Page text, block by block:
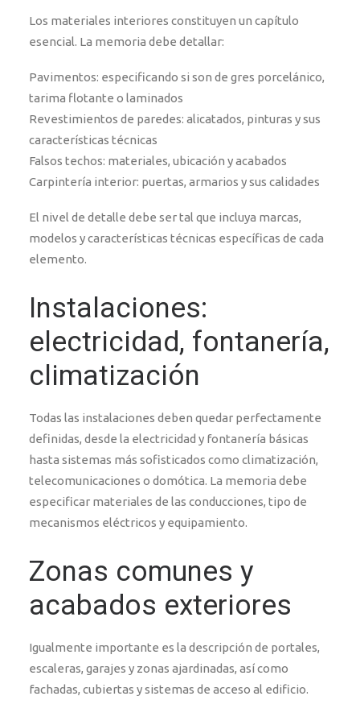
Los materiales interiores constituyen un capítulo
esencial. La memoria debe detallar:
Pavimentos: especificando si son de gres porcelánico,
tarima flotante o laminados
Revestimientos de paredes: alicatados, pinturas y sus
características técnicas
Falsos techos: materiales, ubicación y acabados
Carpintería interior: puertas, armarios y sus calidades
El nivel de detalle debe ser tal que incluya marcas,
modelos y características técnicas específicas de cada
elemento.
Instalaciones:
electricidad, fontanería,
climatización
Todas las instalaciones deben quedar perfectamente
definidas, desde la electricidad y fontanería básicas
hasta sistemas más sofisticados como climatización,
telecomunicaciones o domótica. La memoria debe
especificar materiales de las conducciones, tipo de
mecanismos eléctricos y equipamiento.
Zonas comunes y
acabados exteriores
Igualmente importante es la descripción de portales,
escaleras, garajes y zonas ajardinadas, así como
fachadas, cubiertas y sistemas de acceso al edificio.